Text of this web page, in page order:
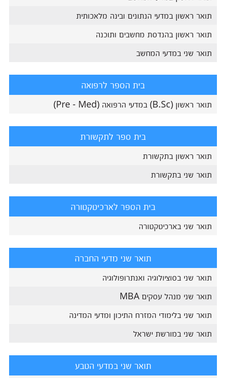
תואר ראשון במדעי הנתונים ובינה מלאכותית
תואר ראשון בהנדסת מחשבים ותוכנה
תואר שני במדעי המחשב
בית הספר לרפואה
תואר ראשון (B.Sc) במדעי הרפואה (Pre - Med)
בית ספר לתקשורת
תואר ראשון בתקשורת
תואר שני בתקשורת
בית הספר לארכיטקטורה
תואר שני בארכיטקטורה
תואר שני מדעי החברה
תואר שני בסוציולוגיה ואנתרופולוגיה
תואר שני מנהל עסקים MBA
תואר שני בלימודי המזרח התיכון ומדעי המדינה
תואר שני במורשת ישראל
תואר שני במדעי הטבע